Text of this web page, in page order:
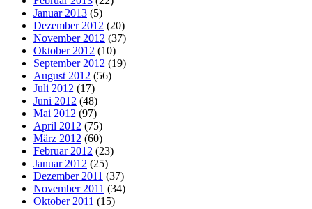
Januar 2013 (5)
Dezember 2012 (20)
November 2012 (37)
Oktober 2012 (10)
September 2012 (19)
August 2012 (56)
Juli 2012 (17)
Juni 2012 (48)
Mai 2012 (97)
April 2012 (75)
März 2012 (60)
Februar 2012 (23)
Januar 2012 (25)
Dezember 2011 (37)
November 2011 (34)
Oktober 2011 (15)